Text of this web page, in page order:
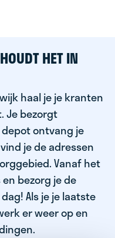
HET IN
haal je je kranten
Je bezorgt
ontvang je
je de adressen
Vanaf het
bezorg je de
Als je je laatste
er weer op en